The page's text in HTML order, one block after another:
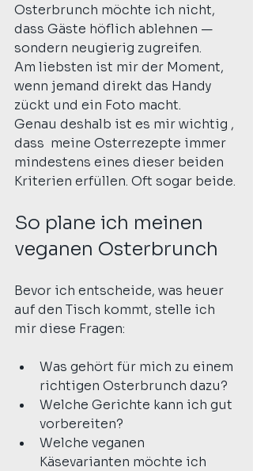
Osterbrunch möchte ich nicht,
dass Gäste höflich ablehnen —
sondern neugierig zugreifen.
Am liebsten ist mir der Moment,
wenn jemand direkt das Handy
zückt und ein Foto macht.
Genau deshalb ist es mir wichtig ,
dass  meine Osterrezepte immer
mindestens eines dieser beiden
Kriterien erfüllen. Oft sogar beide.
So plane ich meinen
veganen Osterbrunch
Bevor ich entscheide, was heuer
auf den Tisch kommt, stelle ich
mir diese Fragen:
Was gehört für mich zu einem
richtigen Osterbrunch dazu?
Welche Gerichte kann ich gut
vorbereiten?
Welche veganen
Käsevarianten möchte ich